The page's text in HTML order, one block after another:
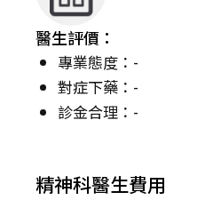
醫生評價：
專業態度：-
對症下藥：-
診金合理：-
精神科醫生費用